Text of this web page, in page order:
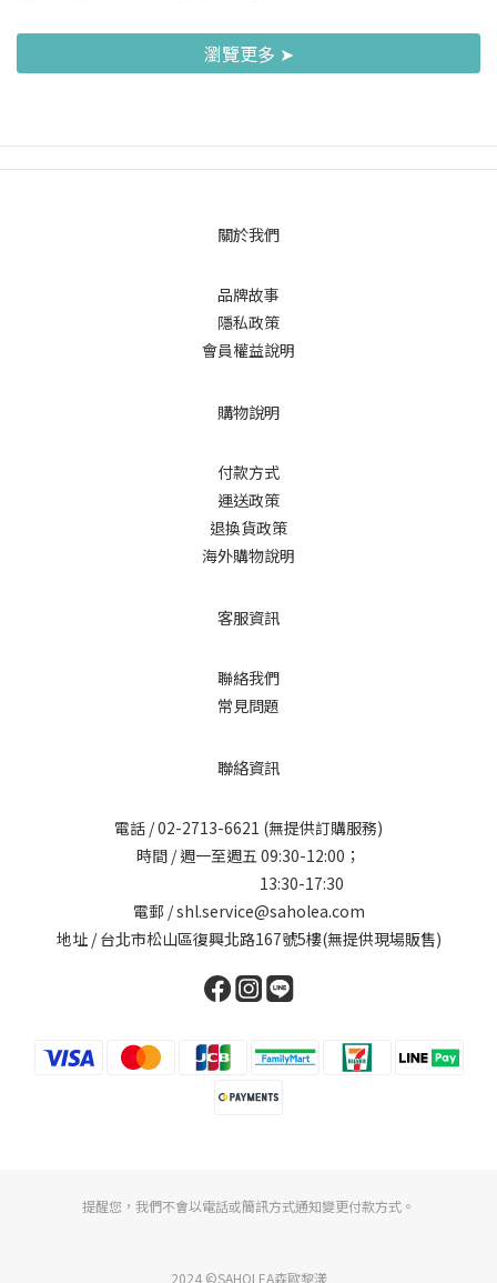
瀏覽更多 ➤
關於我們
品牌故事
隱私政策
會員權益說明
購物說明
付款方式
運送政策
退換貨政策
海外購物說明
客服資訊
聯絡我們
常見問題
聯絡資訊
電話 /02-2713-6621 (無提供訂購服務)
時間 / 週一至週五 09:30-12:00；
13:30-17:30
電郵 / shl.service@saholea.com
地址 / 台北市松山區復興北路167號5樓(無提供現場販售)
提醒您，我們不會以電話或簡訊方式通知變更付款方式。
2024 ©SAHOLEA森歐黎漾